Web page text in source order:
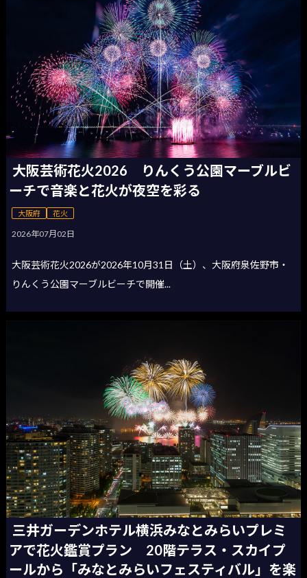
大阪芸術花火2026 りんくう公園マーブルビ
ーチで音楽と花火が夜空を彩る
大阪府 花火
2026年07月02日
大阪芸術花火2026が2026年10月31日（土）、大阪府泉佐野市・
りんくう公園マーブルビーチで開催...
三井ガーデンホテル横浜みなとみらいプレミ
アで花火鑑賞プラン 20階テラス・スカイプ
ールから「みなとみらいフェスティバル」を楽